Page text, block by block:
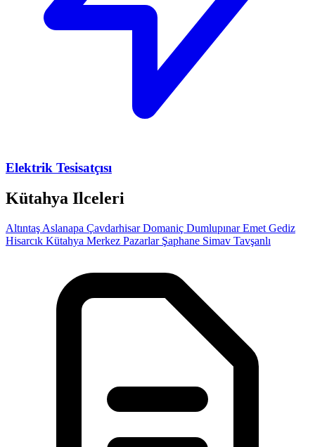
Elektrik Tesisatçısı
Kütahya Ilceleri
Altıntaş Aslanapa Çavdarhisar Domaniç Dumlupınar Emet Gediz
Hisarcık Kütahya Merkez Pazarlar Şaphane Simav Tavşanlı